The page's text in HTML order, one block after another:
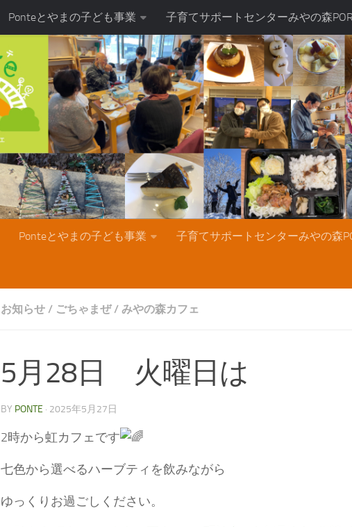
Ponteとやまの子ども事業 子育てサポートセンターみやの森
Ponteとやまの子ども事業 子育てサポートセンターみやの森
お知らせ / ごちゃまぜ / みやの森カフェ
5月28日 火曜日は
BY PONTE · 2025年5月27日
2時から虹カフェです
七色から選べるハーブティを飲みながら
ゆっくりお過ごしください。